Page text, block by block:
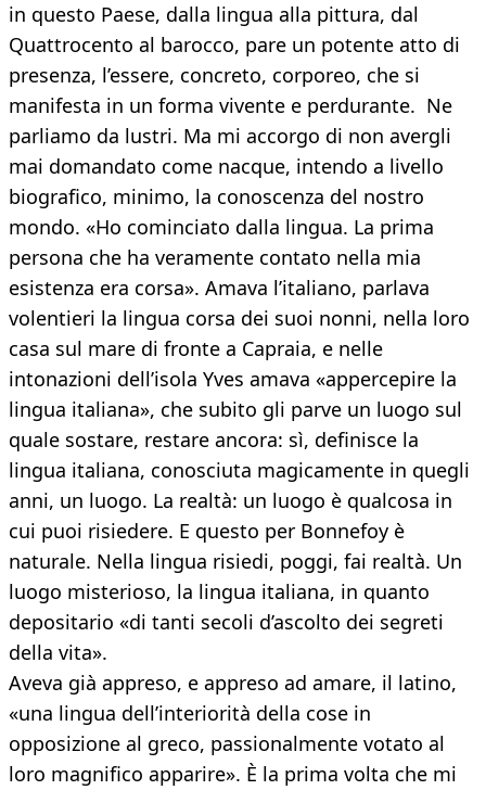
in questo Paese, dalla lingua alla pittura, dal
Quattrocento al barocco, pare un potente atto di
presenza, l’essere, concreto, corporeo, che si
manifesta in un forma vivente e perdurante. Ne
parliamo da lustri. Ma mi accorgo di non avergli
mai domandato come nacque, intendo a livello
biografico, minimo, la conoscenza del nostro
mondo. «Ho cominciato dalla lingua. La prima
persona che ha veramente contato nella mia
esistenza era corsa». Amava l’italiano, parlava
volentieri la lingua corsa dei suoi nonni, nella loro
casa sul mare di fronte a Capraia, e nelle
intonazioni dell’isola Yves amava «appercepire la
lingua italiana», che subito gli parve un luogo sul
quale sostare, restare ancora: sì, definisce la
lingua italiana, conosciuta magicamente in quegli
anni, un luogo. La realtà: un luogo è qualcosa in
cui puoi risiedere. E questo per Bonnefoy è
naturale. Nella lingua risiedi, poggi, fai realtà. Un
luogo misterioso, la lingua italiana, in quanto
depositario «di tanti secoli d’ascolto dei segreti
della vita».
Aveva già appreso, e appreso ad amare, il latino,
«una lingua dell’interiorità della cose in
opposizione al greco, passionalmente votato al
loro magnifico apparire». È la prima volta che mi